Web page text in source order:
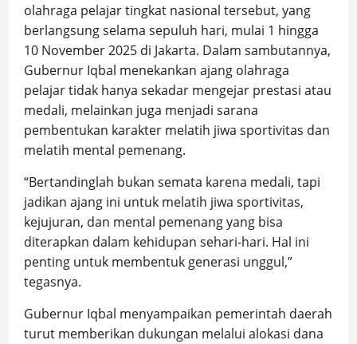
olahraga pelajar tingkat nasional tersebut, yang
berlangsung selama sepuluh hari, mulai 1 hingga
10 November 2025 di Jakarta. Dalam sambutannya,
Gubernur Iqbal menekankan ajang olahraga
pelajar tidak hanya sekadar mengejar prestasi atau
medali, melainkan juga menjadi sarana
pembentukan karakter melatih jiwa sportivitas dan
melatih mental pemenang.
“Bertandinglah bukan semata karena medali, tapi
jadikan ajang ini untuk melatih jiwa sportivitas,
kejujuran, dan mental pemenang yang bisa
diterapkan dalam kehidupan sehari-hari. Hal ini
penting untuk membentuk generasi unggul,”
tegasnya.
Gubernur Iqbal menyampaikan pemerintah daerah
turut memberikan dukungan melalui alokasi dana